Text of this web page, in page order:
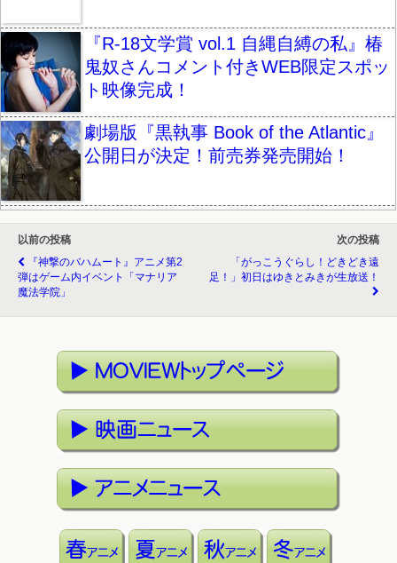
『R-18文学賞 vol.1 自縄自縛の私』椿
鬼奴さんコメント付きWEB限定スポッ
ト映像完成！
劇場版『黒執事 Book of the Atlantic』
公開日が決定！前売券発売開始！
以前の投稿
『神撃のバハムート』アニメ第2
弾はゲーム内イベント「マナリア
魔法学院」
次の投稿
「がっこうぐらし！どきどき遠
足！」初日はゆきとみきが生放送！